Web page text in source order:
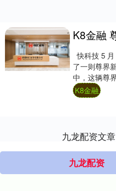
快科技 5
了一则尊界
中，这辆尊
马纸覆盖，
K8金融
九龙配资文
九龙配资